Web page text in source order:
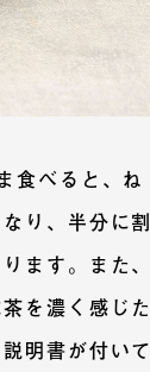
食べると、ね
り、半分に割
ます。また、
を濃く感じた
明書が付いて